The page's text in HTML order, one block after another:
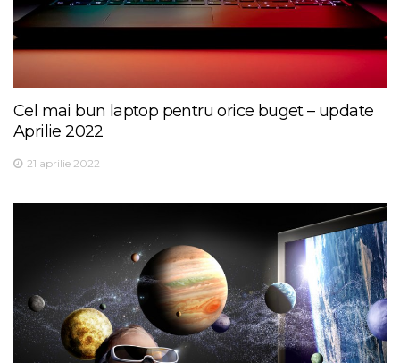
Cel mai bun laptop pentru orice buget – update
Aprilie 2022
21 aprilie 2022